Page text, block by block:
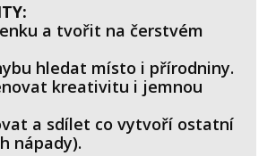
a tvořit na čerstvém
hledat místo i přírodniny.
kreativitu i jemnou
a sdílet co vytvoří ostatní
nápady).